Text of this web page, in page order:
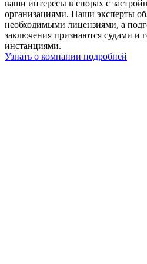
ваши интересы в спорах с
организациями. Наши эксперты
необходимыми лицензиями, а
заключения признаются судами и
инстанциями.
Узнать о компании подробней